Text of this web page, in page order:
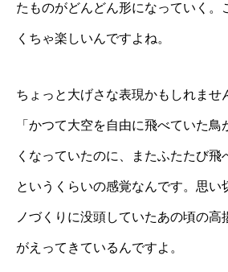
たものがどんどん形になっていく。
くちゃ楽しいんですよね。
ちょっと大げさな表現かもしれませ
「かつて大空を自由に飛べていた
くなっていたのに、またふたたび飛
というくらいの感覚なんです。思い
ノづくりに没頭していたあの頃の高
がえってきているんですよ。